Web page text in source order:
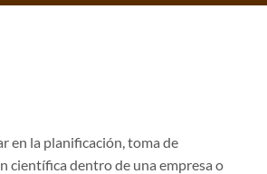
en la planificación, toma de
científica dentro de una empresa o